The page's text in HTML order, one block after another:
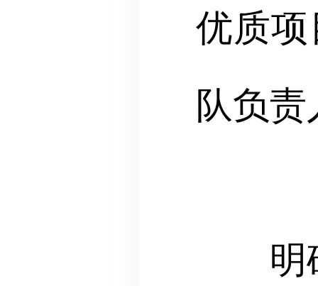
优质
队负
明确